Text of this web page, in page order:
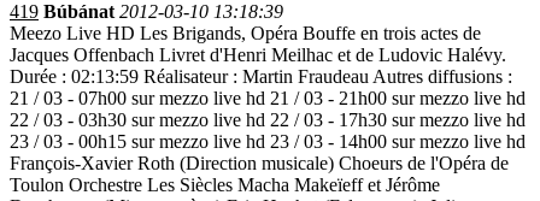
419 Búbánat 2012-03-10 13:18:39
Meezo Live HD Les Brigands, Opéra Bouffe en trois actes de
Jacques Offenbach Livret d'Henri Meilhac et de Ludovic Halévy.
Durée : 02:13:59 Réalisateur : Martin Fraudeau Autres diffusions :
21 / 03 - 07h00 sur mezzo live hd 21 / 03 - 21h00 sur mezzo live hd
22 / 03 - 03h30 sur mezzo live hd 22 / 03 - 17h30 sur mezzo live hd
23 / 03 - 00h15 sur mezzo live hd 23 / 03 - 14h00 sur mezzo live hd
François-Xavier Roth (Direction musicale) Choeurs de l'Opéra de
Toulon Orchestre Les Siècles Macha Makeïeff et Jérôme